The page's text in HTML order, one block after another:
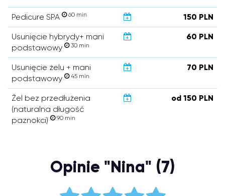
Pedicure SPA 60 min 150 PLN
Usunięcie hybrydy+ mani
podstawowy
30 min
60 PLN
Usunięcie żelu + mani
podstawowy
45 min
70 PLN
Żel bez przedłużenia
(naturalna długość
paznokci)
90 min
od 150 PLN
Opinie "Nina" (7)